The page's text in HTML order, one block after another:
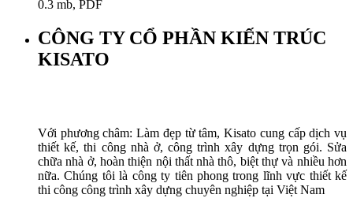
0.3 mb, PDF
CÔNG TY CỔ PHẦN KIẾN TRÚC
KISATO
Với phương châm: Làm đẹp từ tâm, Kisato cung cấp dịch vụ
thiết kế, thi công nhà ở, công trình xây dựng trọn gói. Sửa
chữa nhà ở, hoàn thiện nội thất nhà thô, biệt thự và nhiều hơn
nữa. Chúng tôi là công ty tiên phong trong lĩnh vực thiết kế
thi công công trình xây dựng chuyên nghiệp tại Việt Nam